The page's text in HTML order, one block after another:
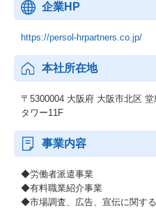
企業HP
https://persol-hrpartners.co.jp/
本社所在地
〒5300004 大阪府 大阪市北区
タワー11F
事業内容
◆労働者派遣事業
◆有料職業紹介事業
◆市場調査、広告、宣伝に関す